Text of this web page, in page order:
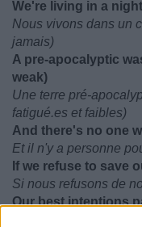
We're living in a
Nous vivons dans un
jamais)
A pre-apocalyptic
weak)
Une terre pré-
fatigué.es et faibles)
And there's no one
Et il n'y a personne
If we refuse to save
Si nous refusons de
Our best intentions
Nos meilleures